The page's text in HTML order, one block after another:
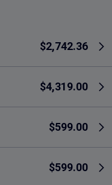
$2,742.36
$4,319.00
$599.00
$599.00